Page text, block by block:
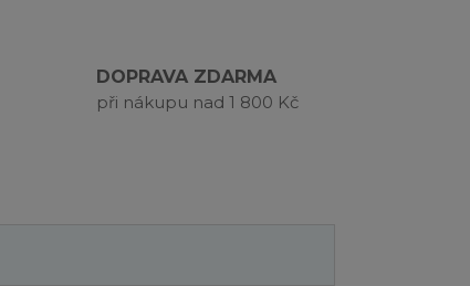
DOPRAVA ZDARMA
při nákupu nad 1 800 Kč